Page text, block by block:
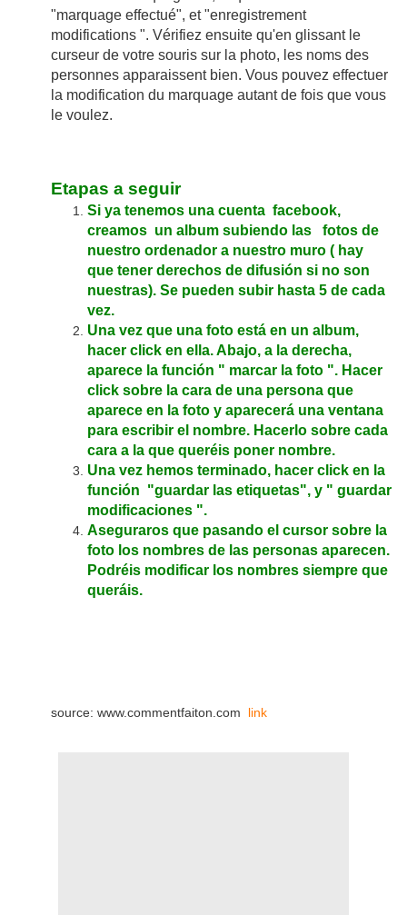
"marquage effectué", et "enregistrement
modifications ". Vérifiez ensuite qu'en glissant le
curseur de votre souris sur la photo, les noms des
personnes apparaissent bien. Vous pouvez effectuer
la modification du marquage autant de fois que vous
le voulez.
Etapas a seguir
Si ya tenemos una cuenta facebook,
creamos un album subiendo las fotos de
nuestro ordenador a nuestro muro ( hay
que tener derechos de difusión si no son
nuestras). Se pueden subir hasta 5 de cada
vez.
Una vez que una foto está en un album,
hacer click en ella. Abajo, a la derecha,
aparece la función " marcar la foto ". Hacer
click sobre la cara de una persona que
aparece en la foto y aparecerá una ventana
para escribir el nombre. Hacerlo sobre cada
cara a la que queréis poner nombre.
Una vez hemos terminado, hacer click en la
función "guardar las etiquetas", y " guardar
modificaciones ".
Aseguraros que pasando el cursor sobre la
foto los nombres de las personas aparecen.
Podréis modificar los nombres siempre que
queráis.
source: www.commentfaiton.com link